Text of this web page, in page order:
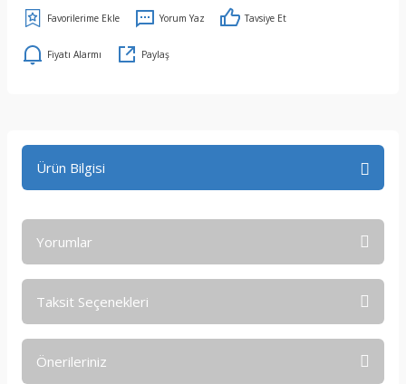
Yorum Yaz Tavsiye Et
Fiyatı Alarmı Paylaş
Ürün Bilgisi
Yorumlar
Taksit Seçenekleri
Önerileriniz